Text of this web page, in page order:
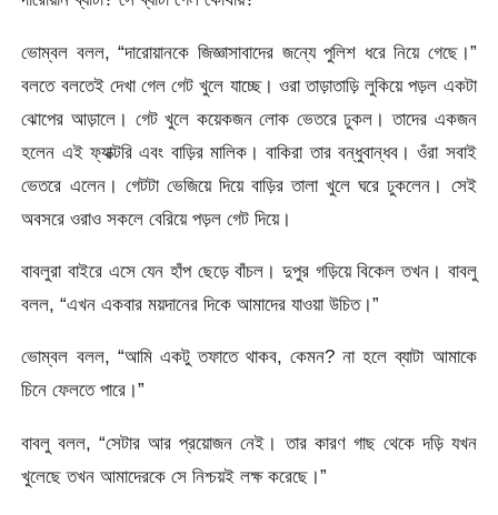
ভোম্বল বলল, “দারোয়ানকে জিজ্ঞাসাবাদের জন্যে পুলিশ ধরে নিয়ে গেছে।”
বলতে বলতেই দেখা গেল গেট খুলে যাচ্ছে। ওরা তাড়াতাড়ি লুকিয়ে পড়ল একটা
ঝোপের আড়ালে। গেট খুলে কয়েকজন লোক ভেতরে ঢুকল। তাদের একজন
হলেন এই ফ্যাক্টরি এবং বাড়ির মালিক। বাকিরা তার বন্ধুবান্ধব। ওঁরা সবাই
ভেতরে এলেন। গেটটা ভেজিয়ে দিয়ে বাড়ির তালা খুলে ঘরে ঢুকলেন। সেই
অবসরে ওরাও সকলে বেরিয়ে পড়ল গেট দিয়ে।
বাবলুরা বাইরে এসে যেন হাঁপ ছেড়ে বাঁচল। দুপুর গড়িয়ে বিকেল তখন। বাবলু
বলল, “এখন একবার ময়দানের দিকে আমাদের যাওয়া উচিত।”
ভোম্বল বলল, “আমি একটু তফাতে থাকব, কেমন? না হলে ব্যাটা আমাকে
চিনে ফেলতে পারে।”
বাবলু বলল, “সেটার আর প্রয়োজন নেই। তার কারণ গাছ থেকে দড়ি যখন
খুলেছে তখন আমাদেরকে সে নিশ্চয়ই লক্ষ করেছে।”